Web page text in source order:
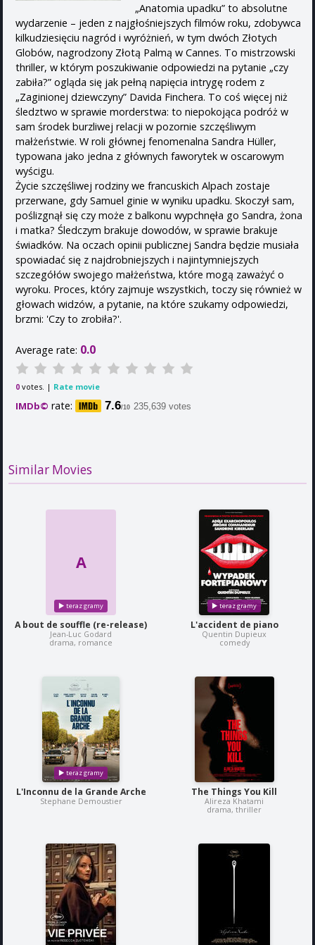
„Anatomia upadku” to absolutne
wydarzenie – jeden z najgłośniejszych filmów roku, zdobywca
kilkudziesięciu nagród i wyróżnień, w tym dwóch Złotych
Globów, nagrodzony Złotą Palmą w Cannes. To mistrzowski
thriller, w którym poszukiwanie odpowiedzi na pytanie „czy
zabiła?” ogląda się jak pełną napięcia intrygę rodem z
„Zaginionej dziewczyny” Davida Finchera. To coś więcej niż
śledztwo w sprawie morderstwa: to niepokojąca podróż w
sam środek burzliwej relacji w pozornie szczęśliwym
małżeństwie. W roli głównej fenomenalna Sandra Hüller,
typowana jako jedna z głównych faworytek w oscarowym
wyścigu.
Życie szczęśliwej rodziny we francuskich Alpach zostaje
przerwane, gdy Samuel ginie w wyniku upadku. Skoczył sam,
poślizgnął się czy może z balkonu wypchnęła go Sandra, żona
i matka? Śledczym brakuje dowodów, w sprawie brakuje
świadków. Na oczach opinii publicznej Sandra będzie musiała
spowiadać się z najdrobniejszych i najintymniejszych
szczegółów swojego małżeństwa, które mogą zaważyć o
wyroku. Proces, który zajmuje wszystkich, toczy się również w
głowach widzów, a pytanie, na które szukamy odpowiedzi,
brzmi: 'Czy to zrobiła?'.
Average rate: 0.0
0 votes. | Rate movie
IMDb© rate: 7.6/10 235,639 votes
Similar Movies
A
A bout de souffle (re-release)
Jean-Luc Godard
drama, romance
L'accident de piano
Quentin Dupieux
comedy
L'Inconnu de la Grande Arche
Stephane Demoustier
The Things You Kill
Alireza Khatami
drama, thriller